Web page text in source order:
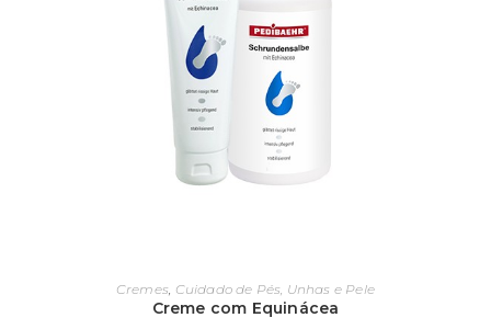
Cremes, Cuidado de Pés, Unhas e Pele
Creme com Equinácea